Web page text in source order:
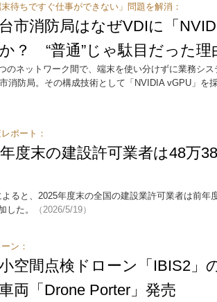
末待ちですぐ仕事ができない」問題を解消：
市消防局はなぜVDIに「
？ “普通”じゃ駄目だった理
のネットワーク間で、端末を使い分けずに業務シ
消防局。その構成技術として「NVIDIA vGPU」を
ポート：
度末の建設許可業者は48万
ると、2025年度末の全国の建設業許可業者は前年
した。
（2026/5/19）
ン：
空間点検ドローン「IBIS2」
両「Drone Porter」発売